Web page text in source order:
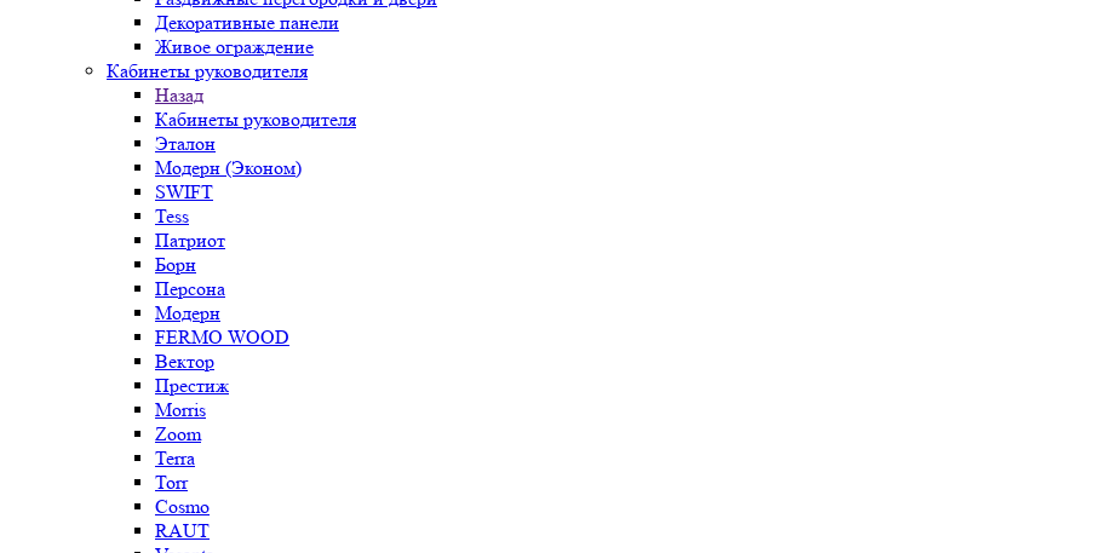
Декоративные панели
Живое ограждение
Кабинеты руководителя
Назад
Кабинеты руководителя
Эталон
Модерн (Эконом)
SWIFT
Tess
Патриот
Борн
Персона
Модерн
FERMO WOOD
Вектор
Престиж
Morris
Zoom
Terra
Torr
Cosmo
RAUT